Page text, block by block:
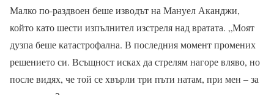
Малко по-раздвоен беше изводът на Мануел Аканджи,
който като шести изпълнител изстреля над вратата. „Моят
дузпа беше катастрофална. В последния момент промених
решението си. Всъщност исках да стрелям нагоре вляво, но
после видях, че той се хвърли три пъти натам, при мен – за